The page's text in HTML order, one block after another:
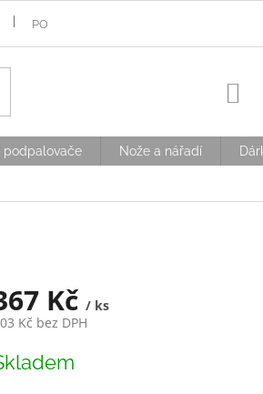
PODMÍNKY OCHRANY OSOBNÍCH ÚDAJŮ
podpalovače Nože a nářadí
Kč / ks
Kč bez DPH